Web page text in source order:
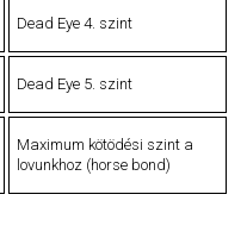
Dead Eye 4. szint
Dead Eye 5. szint
Maximum kötödési szint a
lovunkhoz (horse bond)